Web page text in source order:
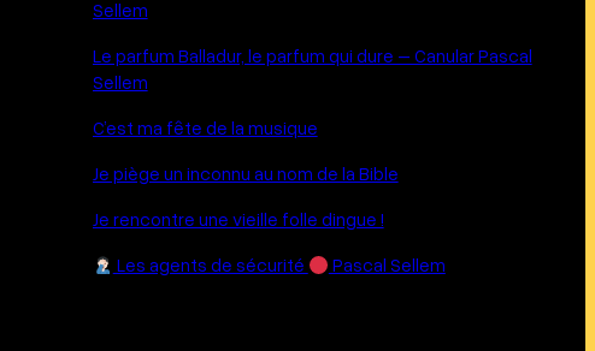
Sellem
Le parfum Balladur, le parfum qui dure – Canular Pascal
Sellem
C’est ma fête de la musique
Je piège un inconnu au nom de la Bible
Je rencontre une vieille folle dingue !
Les agents de sécurité Pascal Sellem